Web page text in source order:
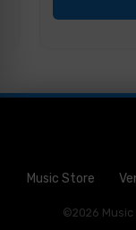
Music Store
©2026